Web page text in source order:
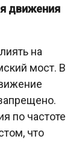
движения
на
мост. В
по частоте
что